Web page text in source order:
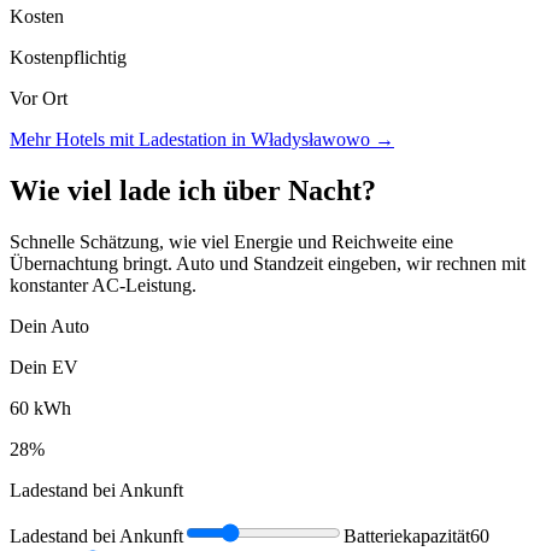
Kosten
Kostenpflichtig
Vor Ort
Mehr Hotels mit Ladestation in Władysławowo →
Wie viel lade ich über Nacht?
Schnelle Schätzung, wie viel Energie und Reichweite eine
Übernachtung bringt. Auto und Standzeit eingeben, wir rechnen mit
konstanter AC-Leistung.
Dein Auto
Dein EV
60 kWh
28%
Ladestand bei Ankunft
Ladestand bei Ankunft Batteriekapazität60